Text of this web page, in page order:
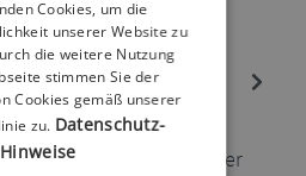
30cm 10 Stück Der
die Handhabung der
Cookies, um die
unserer Website zu
die weitere Nutzung
stimmen Sie der
Cookies gemäß unserer
zu. Datenschutz-
Hinweise